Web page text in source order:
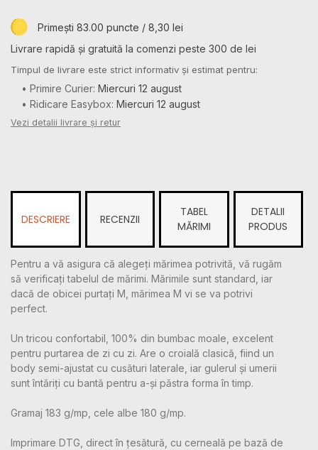
Primești 83.00 puncte / 8,30 lei
Livrare rapidă și gratuită la comenzi peste 300 de lei
Timpul de livrare este strict informativ și estimat pentru:
• Primire Curier: Miercuri 12 august
• Ridicare Easybox: Miercuri 12 august
Vezi detalii livrare și retur
DESCRIERE RECENZII
TABEL
MĂRIMI
DETALII
PRODUS
Pentru a vă asigura că alegeți mărimea potrivită, vă rugăm
să verificați tabelul de mărimi. Mărimile sunt standard, iar
dacă de obicei purtați M, mărimea M vi se va potrivi
perfect.
Un tricou confortabil, 100% din bumbac moale, excelent
pentru purtarea de zi cu zi. Are o croială clasică, fiind un
body semi-ajustat cu cusături laterale, iar gulerul și umerii
sunt întăriți cu bantă pentru a-și păstra forma în timp.
Gramaj 183 g/mp, cele albe 180 g/mp.
Imprimare DTG, direct în țesătură, cu cerneală pe bază de